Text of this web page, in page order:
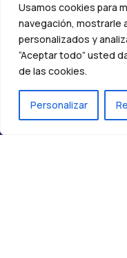
Usamos cookies para
navegación, mostrarle
personalizados y
“Aceptar todo” usted
de las cookies.
Personalizar